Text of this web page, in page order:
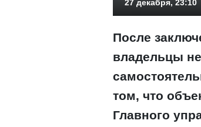
27 декабря, 23:10
После
владельцы
том, что
Главного